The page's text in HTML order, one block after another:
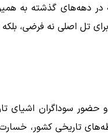
در دهه‌های گذشته به
اصلی نه فرضی، بلکه
حضور سوداگران اشیای
تاریخی کشور،